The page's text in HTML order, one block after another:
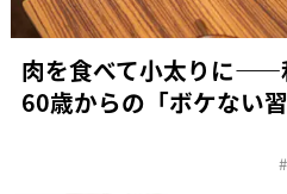
肉を食べて小太りに――
60歳からの「ボケない習